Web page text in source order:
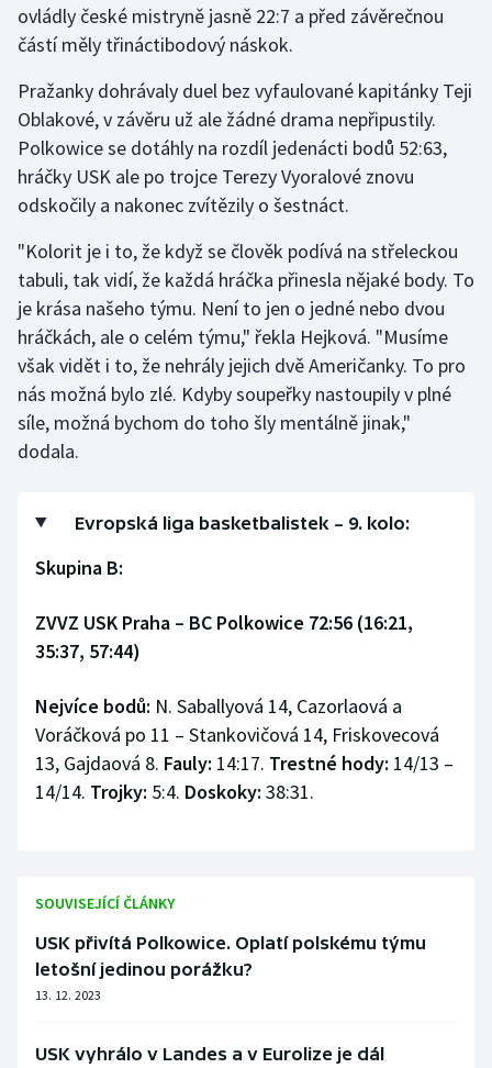
ovládly české mistryně jasně 22:7 a před závěrečnou
částí měly třináctibodový náskok.
Pražanky dohrávaly duel bez vyfaulované kapitánky Teji
Oblakové, v závěru už ale žádné drama nepřipustily.
Polkowice se dotáhly na rozdíl jedenácti bodů 52:63,
hráčky USK ale po trojce Terezy Vyoralové znovu
odskočily a nakonec zvítězily o šestnáct.
"Kolorit je i to, že když se člověk podívá na střeleckou
tabuli, tak vidí, že každá hráčka přinesla nějaké body. To
je krása našeho týmu. Není to jen o jedné nebo dvou
hráčkách, ale o celém týmu," řekla Hejková. "Musíme
však vidět i to, že nehrály jejich dvě Američanky. To pro
nás možná bylo zlé. Kdyby soupeřky nastoupily v plné
síle, možná bychom do toho šly mentálně jinak,"
dodala.
Evropská liga basketbalistek – 9. kolo:
Skupina B:
ZVVZ USK Praha – BC Polkowice 72:56 (16:21,
35:37, 57:44)
Nejvíce bodů: N. Saballyová 14, Cazorlaová a
Voráčková po 11 – Stankovičová 14, Friskovecová
13, Gajdaová 8. Fauly: 14:17. Trestné hody: 14/13 –
14/14. Trojky: 5:4. Doskoky: 38:31.
SOUVISEJÍCÍ ČLÁNKY
USK přivítá Polkowice. Oplatí polskému týmu
letošní jedinou porážku?
13. 12. 2023
USK vyhrálo v Landes a v Eurolize je dál